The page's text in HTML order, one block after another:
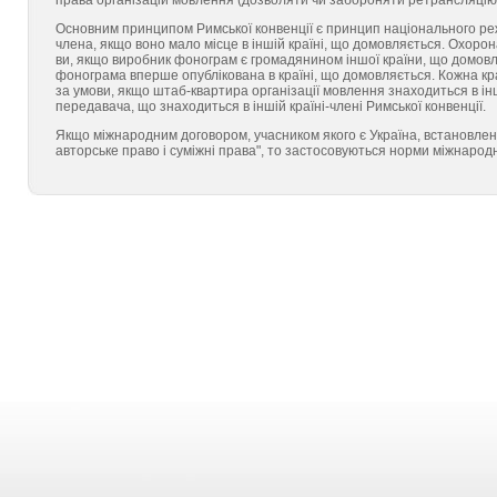
Основним принципом Римської конвенції є принцип національного
члена, якщо воно мало міс­це в іншій країні, що домовляється.
ви, якщо виробник фонограм є громадянином іншої країни, що
фонограма вперше опублікована в країні, що домовляється. Кожна
за умови, якщо штаб-квартира організації мовлення знахо­диться в
передавача, що знаходиться в іншій країні-члені Римської конвенції.
Якщо міжнародним договором, учасником якого є Україна,
авторське право і суміжні права", то застосовуються норми